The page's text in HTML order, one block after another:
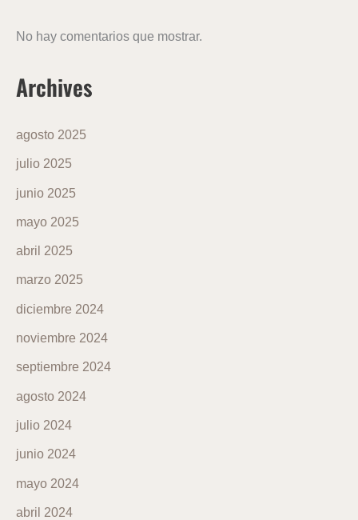
No hay comentarios que mostrar.
Archives
agosto 2025
julio 2025
junio 2025
mayo 2025
abril 2025
marzo 2025
diciembre 2024
noviembre 2024
septiembre 2024
agosto 2024
julio 2024
junio 2024
mayo 2024
abril 2024